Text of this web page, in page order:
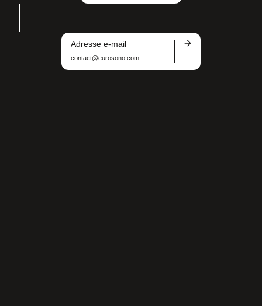
Adresse e-mail
contact@eurosono.com